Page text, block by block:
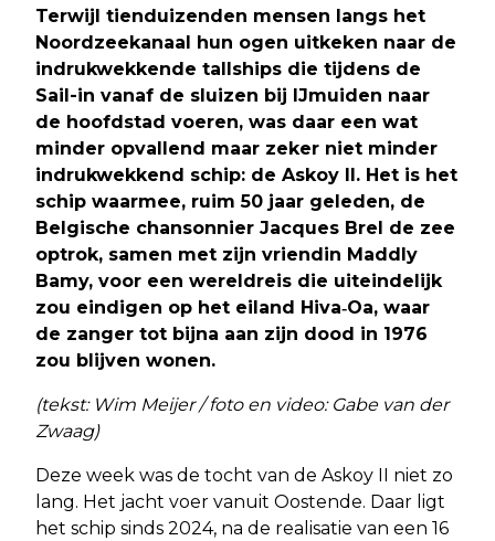
Terwijl tienduizenden mensen langs het
Noordzeekanaal hun ogen uitkeken naar de
indrukwekkende tallships die tijdens de
Sail-in vanaf de sluizen bij IJmuiden naar
de hoofdstad voeren, was daar een wat
minder opvallend maar zeker niet minder
indrukwekkend schip: de Askoy II. Het is het
schip waarmee, ruim 50 jaar geleden, de
Belgische chansonnier Jacques Brel de zee
optrok, samen met zijn vriendin Maddly
Bamy, voor een wereldreis die uiteindelijk
zou eindigen op het eiland Hiva‑Oa, waar
de zanger tot bijna aan zijn dood in 1976
zou blijven wonen.
(tekst: Wim Meijer / foto en video: Gabe van der
Zwaag)
Deze week was de tocht van de Askoy II niet zo
lang. Het jacht voer vanuit Oostende. Daar ligt
het schip sinds 2024, na de realisatie van een 16